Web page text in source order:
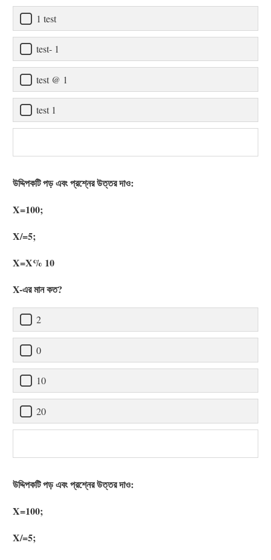
1 test
test- 1
test @ 1
test 1
উদ্দিপকটি পড় এবং প্রশ্নের উত্তর দাও:
X=100;
X/=5;
X=X% 10
X-এর মান কত?
2
0
10
20
উদ্দিপকটি পড় এবং প্রশ্নের উত্তর দাও:
X=100;
X/=5;